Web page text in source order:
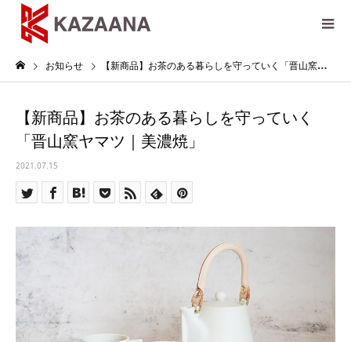
お知らせ 【新商品】お茶のある暮らしを守っていく「晋山窯ヤマツ｜美濃焼」
【新商品】お茶のある暮らしを守っていく
「晋山窯ヤマツ｜美濃焼」
2021.07.15